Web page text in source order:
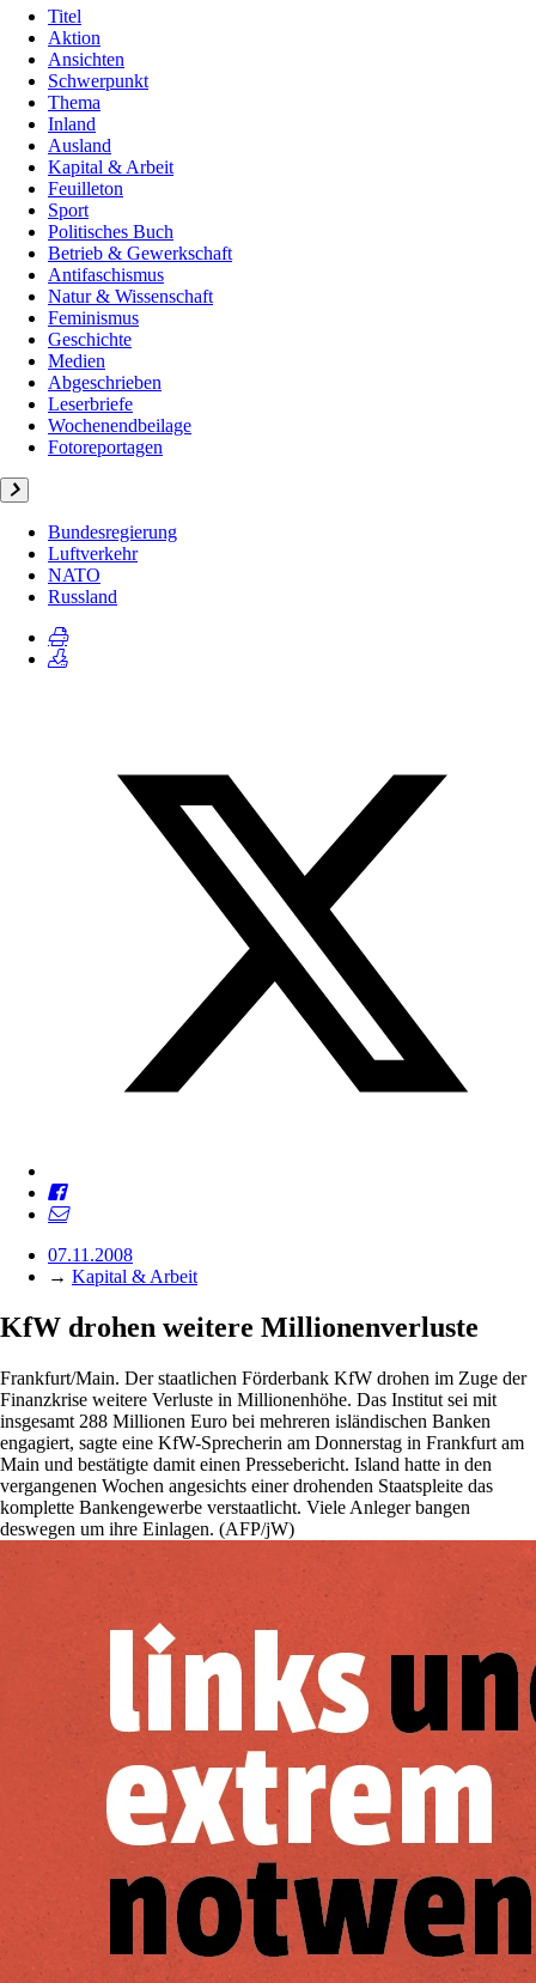
Titel
Aktion
Ansichten
Schwerpunkt
Thema
Inland
Ausland
Kapital & Arbeit
Feuilleton
Sport
Politisches Buch
Betrieb & Gewerkschaft
Antifaschismus
Natur & Wissenschaft
Feminismus
Geschichte
Medien
Abgeschrieben
Leserbriefe
Wochenendbeilage
Fotoreportagen
Bundesregierung
Luftverkehr
NATO
Russland
07.11.2008
→ Kapital & Arbeit
KfW drohen weitere Millionenverluste
Frankfurt/Main. Der staatlichen Förderbank KfW drohen im Zuge der
Finanzkrise weitere Verluste in Millionenhöhe. Das Institut sei mit
insgesamt 288 Millionen Euro bei mehreren isländischen Banken
engagiert, sagte eine KfW-Sprecherin am Donnerstag in Frankfurt am
Main und bestätigte damit einen Pressebericht. Island hatte in den
vergangenen Wochen angesichts einer drohenden Staatspleite das
komplette Bankengewerbe verstaatlicht. Viele Anleger bangen
deswegen um ihre Einlagen. (AFP/jW)